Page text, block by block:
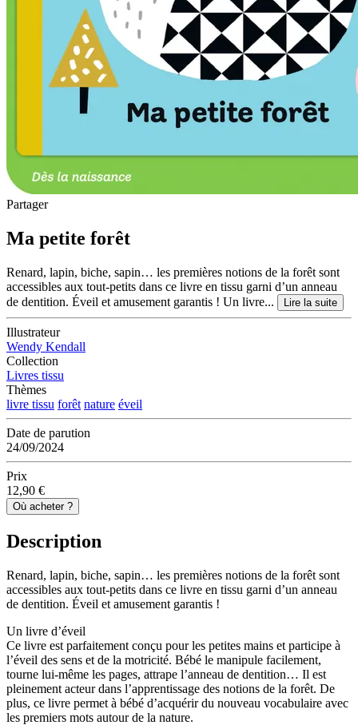
Partager
Ma petite forêt
Renard, lapin, biche, sapin… les premières notions de la forêt sont
accessibles aux tout-petits dans ce livre en tissu garni d’un anneau
de dentition. Éveil et amusement garantis ! Un livre...
Lire la suite
Illustrateur
Wendy Kendall
Collection
Livres tissu
Thèmes
livre tissu forêt nature éveil
Date de parution
24/09/2024
Prix
12,90 €
Où acheter ?
Description
Renard, lapin, biche, sapin… les premières notions de la forêt sont
accessibles aux tout-petits dans ce livre en tissu garni d’un anneau
de dentition. Éveil et amusement garantis !
Un livre d’éveil
Ce livre est parfaitement conçu pour les petites mains et participe à
l’éveil des sens et de la motricité. Bébé le manipule facilement,
tourne lui-même les pages, attrape l’anneau de dentition… Il est
pleinement acteur dans l’apprentissage des notions de la forêt. De
plus, ce livre permet à bébé d’acquérir du nouveau vocabulaire avec
les premiers mots autour de la nature.